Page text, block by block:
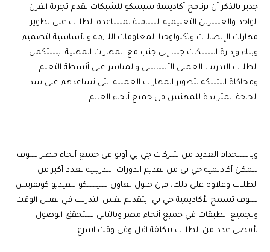
جدير بالذكر أن برنامج أكاديمية سيسكو للشبكات يقدم تجربة القرن
الواحد والعشرين التعليمية الشاملة لمساعدة الطلاب على تطوير
مهارات الإتصالات وتكنولوجيا المعلومات اللازمة والأساسية لتصميم
وبناء وإدارة الشبكات جنبا إلى جنب مع المهارات المهنية. يستكمل
الطلاب التدريب العملي الأساسي والمباشر على أنشطة التعلم
ومحاكاة الشبكة لتطوير المهارات العملية التي تساعدهم على سد
الحاجة المتزايدة للمهنيين في جميع أنحاء العالم.
وباستخدام العديد من شركات جي بي أوتو في جميع أنحاء مصر سوف
تتمكن أكاديمية جي بي من تقديم الدورات التدريبية لعدد أكبر من
الطلاب وعلاوة على ذلك، فإن حلول تعاون سيسكو للفيديو كونفرنس
سوف تسمح لأكاديمية جي بي بتقديم نفس التدريب في نفس الوقت
ولجميع الطبقات في جميع أنحاء مصر وبالتالي ستحقق الوصول
لأقصى عدد من الطلاب بتكلفة اقل وفى وقت اسرع.